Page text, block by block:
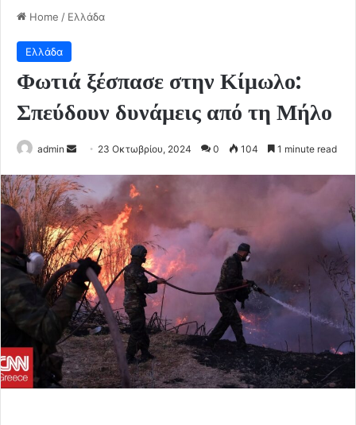
Home / Ελλάδα
Ελλάδα
Φωτιά ξέσπασε στην Κίμωλο:
Σπεύδουν δυνάμεις από τη Μήλο
admin
Send
email
23 Οκτωβρίου, 2024 0 104 1 minute read